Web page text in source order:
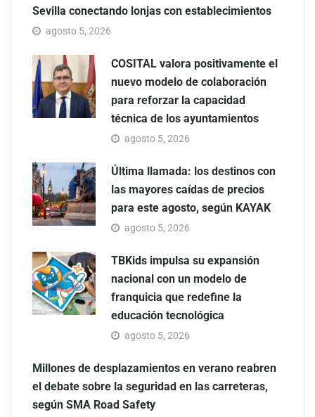
Sevilla conectando lonjas con establecimientos
agosto 5, 2026
COSITAL valora positivamente el
nuevo modelo de colaboración
para reforzar la capacidad
técnica de los ayuntamientos
agosto 5, 2026
Última llamada: los destinos con
las mayores caídas de precios
para este agosto, según KAYAK
agosto 5, 2026
TBKids impulsa su expansión
nacional con un modelo de
franquicia que redefine la
educación tecnológica
agosto 5, 2026
Millones de desplazamientos en verano reabren
el debate sobre la seguridad en las carreteras,
según SMA Road Safety